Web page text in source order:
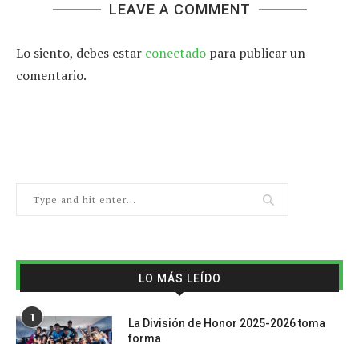
LEAVE A COMMENT
Lo siento, debes estar conectado para publicar un
comentario.
LO MÁS LEÍDO
1
La División de Honor 2025-2026 toma
forma